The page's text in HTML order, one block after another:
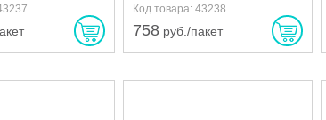
Код товара: 43238
758руб./пакет